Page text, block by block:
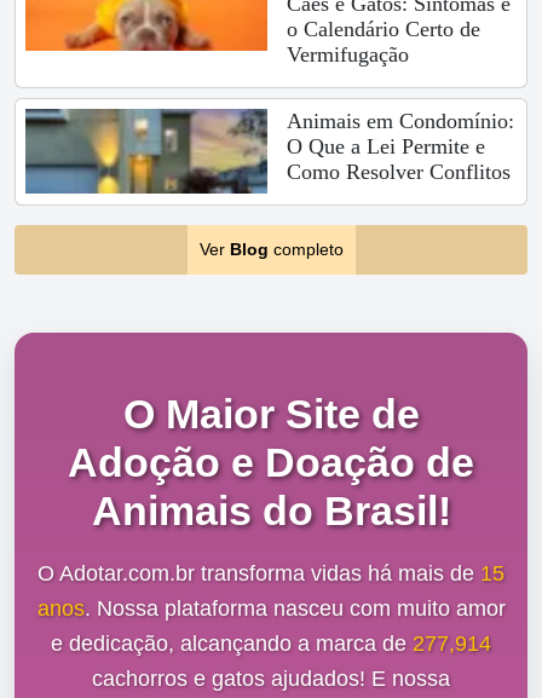
o Calendário Certo de
Vermifugação
Animais em Condomínio:
O Que a Lei Permite e
Como Resolver Conflitos
Ver Blog completo
O Maior Site de
Adoção e Doação de
Animais do Brasil!
O Adotar.com.br transforma vidas há mais de 15
anos. Nossa plataforma nasceu com muito amor
e dedicação, alcançando a marca de 277,914
cachorros e gatos ajudados! E nossa